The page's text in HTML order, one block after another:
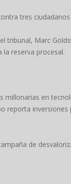
tres
tribunal, Marc
reserva procesal.
millonarias en
reporta inversiones
de